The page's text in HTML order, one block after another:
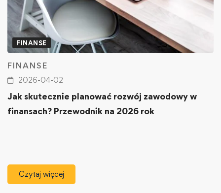
FINANSE
FINANSE
2026-04-02
Jak skutecznie planować rozwój zawodowy w
finansach? Przewodnik na 2026 rok
Czytaj więcej